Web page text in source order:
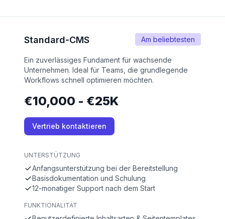
Am beliebtesten
Standard-CMS
Ein zuverlässiges Fundament für wachsende
Unternehmen. Ideal für Teams, die grundlegende
Workflows schnell optimieren möchten.
€10,000 - €25K
Vertrieb kontaktieren
UNTERSTÜTZUNG
Anfangsunterstützung bei der Bereitstellung
Basisdokumentation und Schulung
12-monatiger Support nach dem Start
FUNKTIONALITÄT